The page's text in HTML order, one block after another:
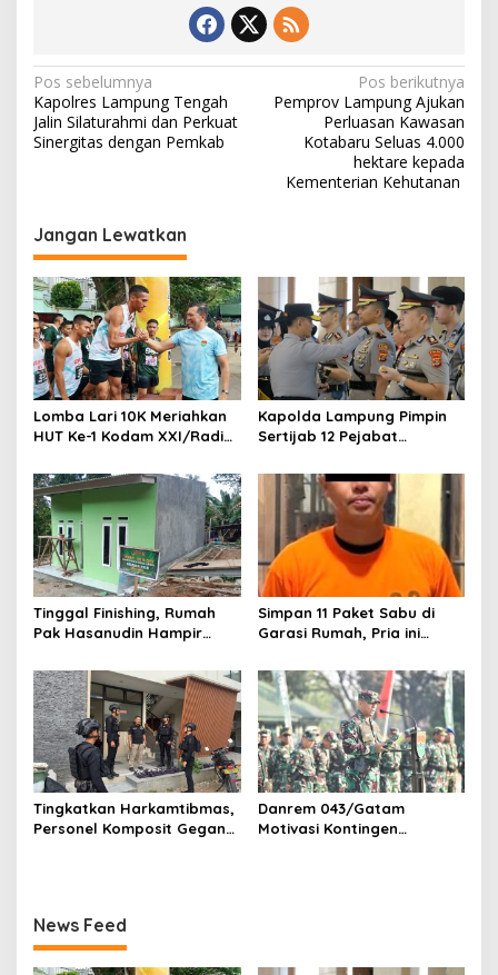
N
a
v
a
s
i
p
o
s
Pos sebelumnya
Kapolres Lampung Tengah
Jalin Silaturahmi dan Perkuat
Sinergitas dengan Pemkab
Pos berikutnya
Pemprov Lampung Ajukan
Perluasan Kawasan
Kotabaru Seluas 4.000
hektare kepada
Kementerian Kehutanan
Jangan Lewatkan
Lomba Lari 10K Meriahkan
HUT Ke-1 Kodam XXI/Radin
Kapolda Lampung Pimpin
Sertijab 12 Pejabat
Organisasi dan Pelayanan
Polri Presisi
Tinggal Finishing, Rumah
Pak Hasanudin Hampir
TMMD (TNI Manunggal
Membangun Desa)
Simpan 11 Paket Sabu di
Garasi Rumah, Pria ini
Polres Lampung Tengah
Tingkatkan Harkamtibmas,
Personel Komposit Gegana
Danrem 043/Gatam
Motivasi Kontingen
News Feed